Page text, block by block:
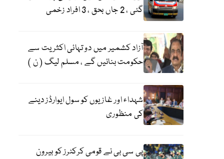
گئی ، 2 جاں بحق ، 3 افراد زخمی
آزاد کشمیر میں دو تہائی اکثریت سے
حکومت بنائیں گے ، مسلم لیگ ( ن )
شہداء اور غازیوں کو سول ایوارڈز دینے
کی منظوری
پی سی بی نے قومی کرکٹرز کو بیرون